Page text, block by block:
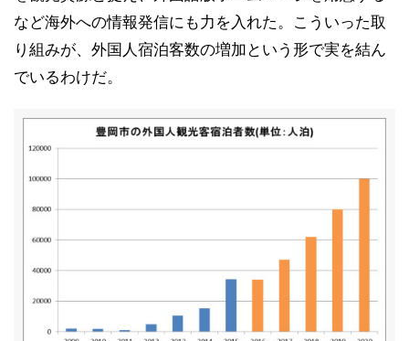
など海外への情報発信にも力を入れた。こういった取
り組みが、外国人宿泊客数の増加という形で実を結ん
でいるわけだ。